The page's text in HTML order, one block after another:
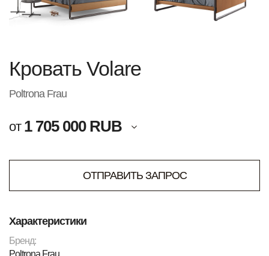
Кровать Volare
Poltrona Frau
от 1 705 000 RUB
ОТПРАВИТЬ ЗАПРОС
Характеристики
Бренд: